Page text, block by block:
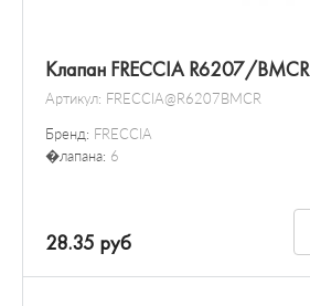
Клапан FRECCIA R6207/BMCR
Артикул: FRECCIA@R6207BMCR
Бренд: FRECCIA
�лапана: 6
28.35 руб